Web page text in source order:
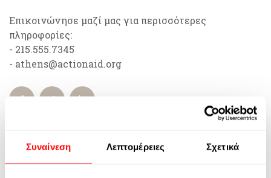
Συναίνεση Λεπτομέρειες Σχετικά
Επικοινώνησε μαζί μας για περισσότερες
πληροφορίες:
- 215.555.7345
- athens@actionaid.org